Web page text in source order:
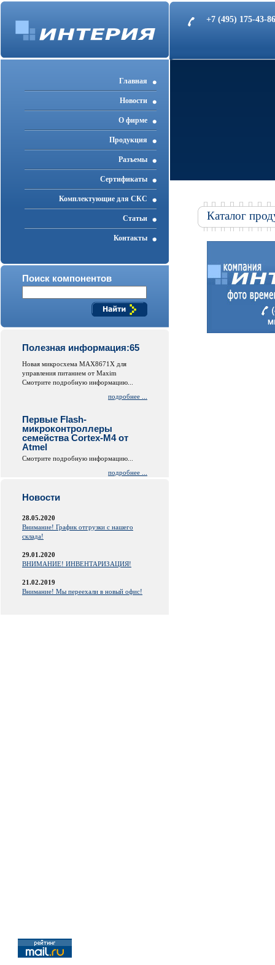
+7 (495) 175-43-
Главная
Новости
О фирме
Продукция
Разъемы
Cертификаты
Комплектующие для СКС
Статьи
Контакты
Поиск компонентов
Полезная информация:65
Новая микросхема MAX8671X для
управления питанием от Maxim
Смотрите подробную информацию...
подробнее ...
Первые Flash-
микроконтроллеры
семейства Cortex-M4 от
Atmel
Смотрите подробную информацию...
подробнее ...
Новости
28.05.2020
Внимание! График отгрузки с нашего
склада!
29.01.2020
ВНИМАНИЕ! ИНВЕНТАРИЗАЦИЯ!
21.02.2019
Внимание! Мы переехали в новый офис!
Каталог